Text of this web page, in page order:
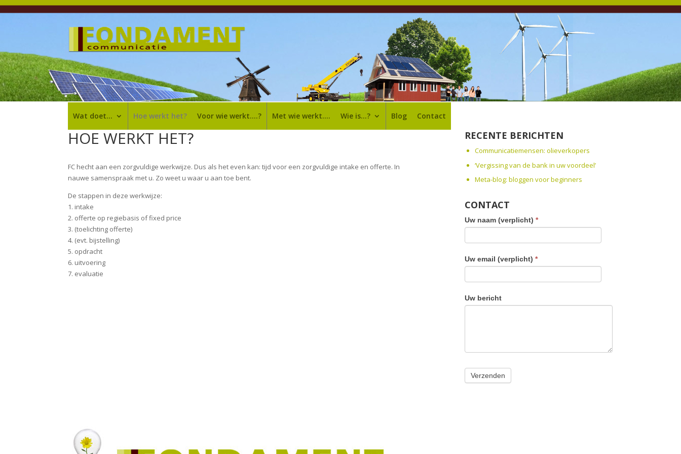
Wat doet… Hoe werkt het? Voor wie werkt….? Met wie werkt…. Wie is…? Blog Contact
HOE WERKT HET?
FC hecht aan een zorgvuldige werkwijze. Dus als het even kan: tijd voor een zorgvuldige intake en offerte. In
nauwe samenspraak met u. Zo weet u waar u aan toe bent.
De stappen in deze werkwijze:
1. intake
2. offerte op regiebasis of fixed price
3. (toelichting offerte)
4. (evt. bijstelling)
5. opdracht
6. uitvoering
7. evaluatie
RECENTE BERICHTEN
Communicatiemensen: olieverkopers
‘Vergissing van de bank in uw voordeel’
Meta-blog: bloggen voor beginners
CONTACT
Uw naam (verplicht)*
Uw email (verplicht)*
Uw bericht